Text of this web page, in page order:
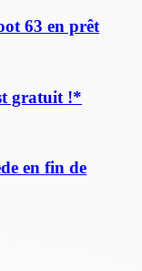
63 en prêt
gratuit !*
en fin de